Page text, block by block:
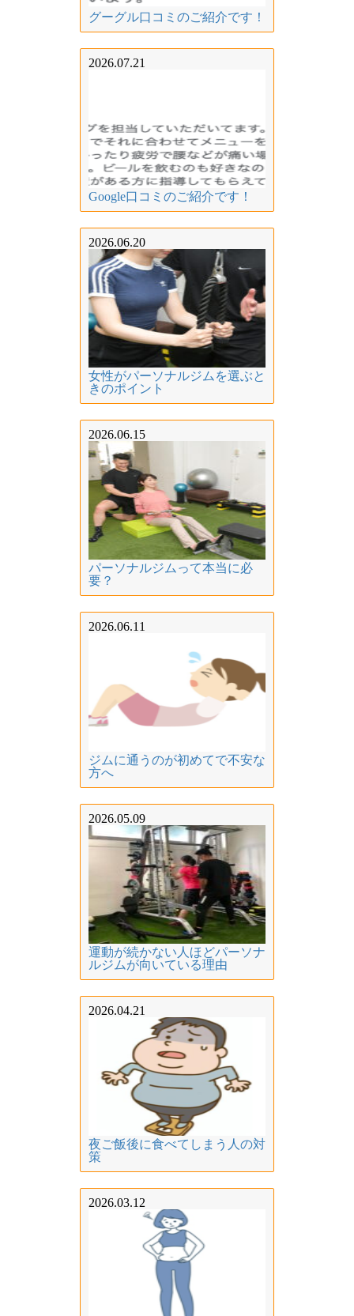
グーグル口コミのご紹介です！
2026.07.21
Google口コミのご紹介です！
2026.06.20
女性がパーソナルジムを選ぶと
きのポイント
2026.06.15
パーソナルジムって本当に必
要？
2026.06.11
ジムに通うのが初めてで不安な
方へ
2026.05.09
運動が続かない人ほどパーソナ
ルジムが向いている理由
2026.04.21
夜ご飯後に食べてしまう人の対
策
2026.03.12